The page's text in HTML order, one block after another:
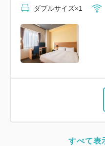
ダブルサイズ×1
すべて表